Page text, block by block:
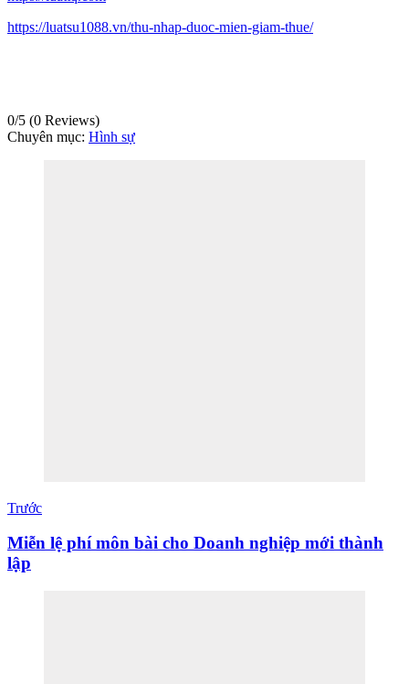
https://luatsu1088.vn/thu-nhap-duoc-mien-giam-thue/
0/5 (0 Reviews)
Chuyên mục: Hình sự
Trước
Miễn lệ phí môn bài cho Doanh nghiệp mới thành
lập